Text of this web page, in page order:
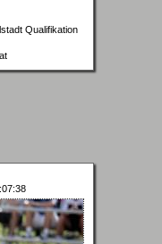
Qualifikation